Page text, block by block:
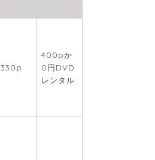
330p
400pか
0円DVD
レンタル